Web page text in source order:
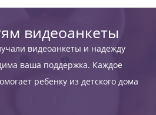
видеоанкеты
видеоанкеты и надежду
ваша поддержка. Каждое
ребенку из детского дома